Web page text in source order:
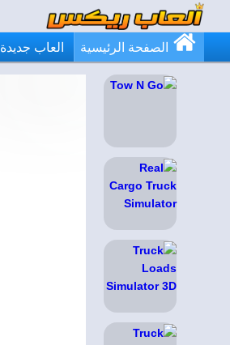
الصفحة الرئيسية العاب جديدة